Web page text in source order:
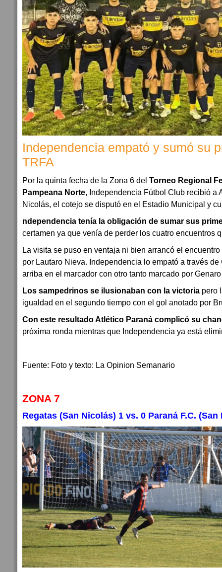
Independencia empató y sumó su
TRFA
Por la quinta fecha de la Zona 6 del Torneo Regional
Pampeana Norte, Independencia Fútbol Club recibió a
Nicolás, el cotejo se disputó en el Estadio Municipal y
ndependencia tenía la obligación de sumar sus
certamen ya que venía de perder los cuatro encuentros
La visita se puso en ventaja ni bien arrancó el
por Lautaro Nieva. Independencia lo empató a través
arriba en el marcador con otro tanto marcado por
Los sampedrinos se ilusionaban con la victoria pero
igualdad en el segundo tiempo con el gol anotado por
Con este resultado Atlético Paraná complicó su
próxima ronda mientras que Independencia ya está
Fuente: Foto y texto: La Opinion Semanario
ZONA 7
Regatas (San Nicolás) 1 vs. 0 Paraná F.C. (San